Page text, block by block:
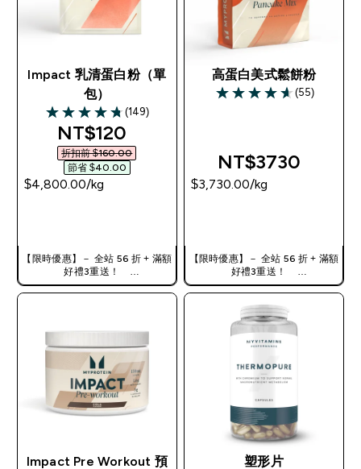
Impact 乳清蛋白粉（單
包）
4.72 out of 5 stars
(149)
discounted price
NT$120‎
折扣前 $160.00‎
節省 $40.00‎
$4,800.00‎/kg
【限時優惠】－ 全站 56 折 + 滿額
好禮3重送！
使用優惠碼，獲得額外折扣：
TW56
高蛋白美式鬆餅粉
4.65 out of 5 stars
(55)
NT$3730‎
$3,730.00‎/kg
【限時優惠】－ 全站 56 折 + 滿額
好禮3重送！
使用優惠碼，獲得額外折扣：
TW56
Impact Pre Workout 預
塑形片